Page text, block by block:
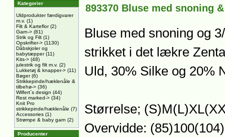
Kategorier
Uldprodukter færdigvarer
m.v. (1)
Filt & Karteflor(2)
Garn-> (81)
Strik og Filt (1)
Opskrifter-> (1130)
Dåbskjoler og
babytæpper(11)
Kits-> (48)
julestrik og filt m.v. (2)
Lukketøj & knapper-> (11)
Bøger(6)
Strikkepinde/hæklenåle &
tilbehø-> (36)
Wilfert´s design (44)
Rest marked-> (34)
Knit Pro
strikkepinde/hæklenåle (7)
Accessories (1)
Strømpe & baby garn (2)
Producenter
893370 Bluse med snoning
Bluse med snoning og
strikket i det lækre
Uld, 30% Silke og 20%
Størrelse;
Overvidde: